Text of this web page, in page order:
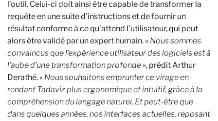
l’outil. Celui-ci doit ainsi être capable de transformer la
requête en une suite d’instructions et de fournir un
résultat conforme à ce qu’attend l’utilisateur, qui peut
alors être validé par un expert humain. « Nous sommes
convaincus que l’expérience utilisateur des logiciels est à
l’aube d’une transformation profonde », prédit Arthur
Derathé. « Nous souhaitons emprunter ce virage en
rendant Tadaviz plus ergonomique et intuitif, grâce à la
compréhension du langage naturel. Et peut-être que
dans quelques années, nos interfaces actuelles, reposant